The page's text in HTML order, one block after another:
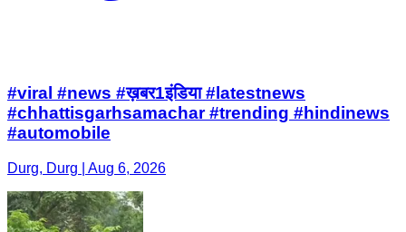
#viral #news #ख़बर1इंडिया #latestnews
#chhattisgarhsamachar #trending #hindinews
#automobile
Durg, Durg | Aug 6, 2026